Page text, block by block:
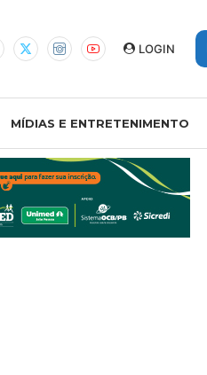
LOGIN
MÍDIAS E ENTRETENIMENTO